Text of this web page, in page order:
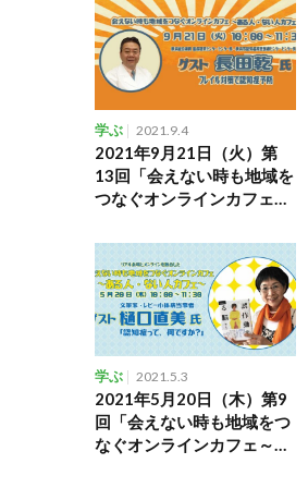
学ぶ 2021.9.4
2021年9月21日（火）第
13回「会えない時も地域を
つなぐオンラインカフェ～
学ぶ 2021.5.3
2021年5月20日（木）第9
回「会えない時も地域をつ
なぐオンラインカフェ～あ